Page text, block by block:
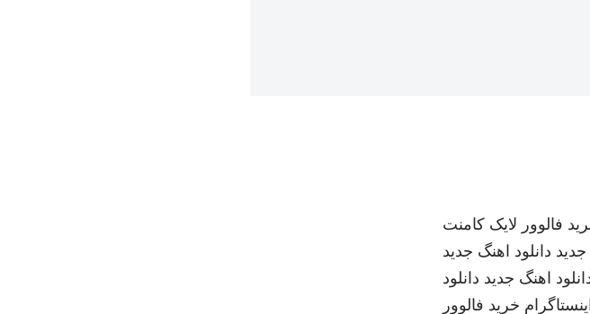
فالوور لایک کامنت
جدید دانلود اهنگ جدید
اهنگ جدید دانلود
خرید فالوور